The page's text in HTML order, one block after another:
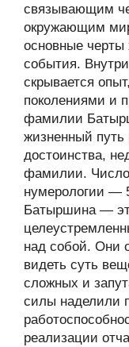
связывающим
окружающим
основные черты
события.
скрывается
поколениями и
фамилии
жизненный путь
достоинства,
фамилии.
нумерологии
Батыршина —
над собой. Они
видеть суть
сложных и
силы наделили
реализации